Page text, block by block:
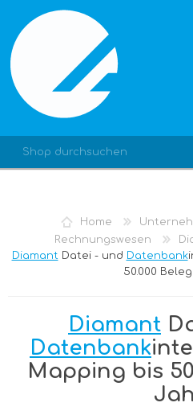
REGISTRIERUNG
ANMELDEN
Home
Rechnungswesen
Diamant Datei - und Datenbank
50.000
Diamant
Datenbank
Mapping bis